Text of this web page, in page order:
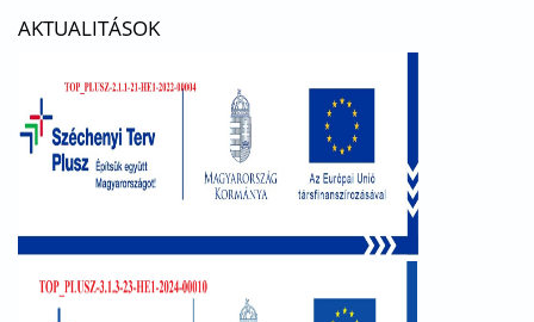
AKTUALITÁSOK